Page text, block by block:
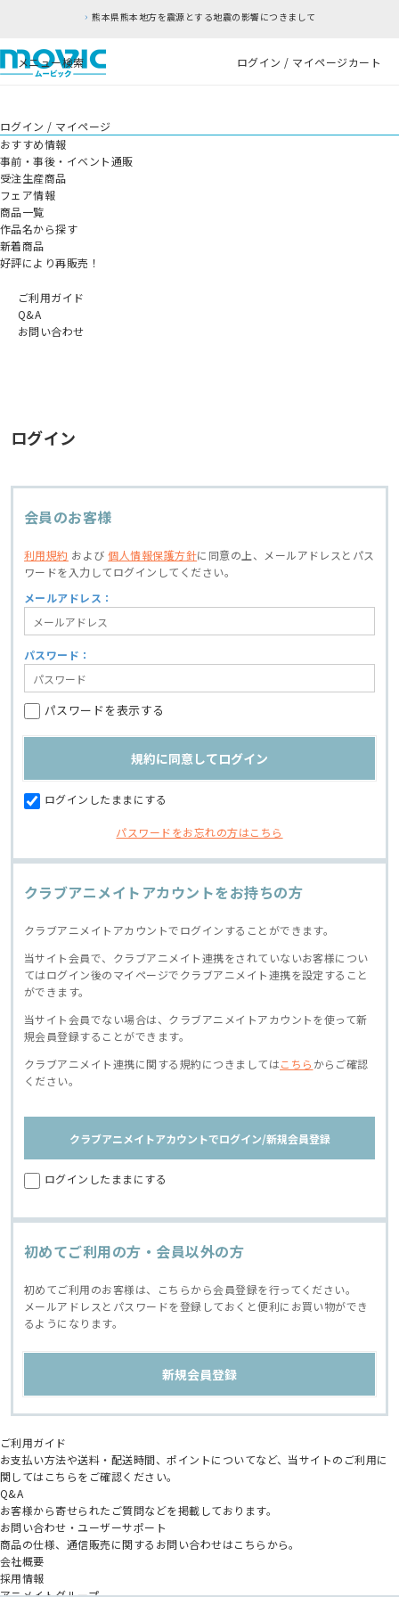
熊本県熊本地方を震源とする地震の影響につきまして
メニュー検索 ログイン / マイページカート
ログイン / マイページ
おすすめ情報
事前・事後・イベント通販
受注生産商品
フェア情報
商品一覧
作品名から探す
新着商品
好評により再販売！
ご利用ガイド
Q&A
お問い合わせ
ログイン
会員のお客様
利用規約 および個人情報保護方針に同意の上、
メールアドレスとパス
ワードを入力してログインしてください。
メールアドレス：
パスワード：
パスワードを表示する
ログインしたままにする
パスワードをお忘れの方はこちら
クラブアニメイトアカウントをお持ちの方
クラブアニメイトアカウントでログインすることができます。
当サイト会員で、クラブアニメイト連携をされていないお客様につい
てはログイン後のマイページでクラブアニメイト連携を設定すること
ができます。
当サイト会員でない場合は、クラブアニメイトアカウントを使って新
規会員登録することができます。
クラブアニメイト連携に関する規約につきましてはこちら からご確認
ください。
クラブアニメイトアカウントでログイン/新規会員登録
ログインしたままにする
初めてご利用の方・会員以外の方
初めてご利用のお客様は、こちらから会員登録を行ってください。
メールアドレスとパスワードを登録しておくと便利にお買い物ができ
るようになります。
ご利用ガイド
お支払い方法や送料・配送時間、ポイントについてなど、当サイトのご利用に
関してはこちらをご確認ください。
Q&A
お客様から寄せられたご質問などを掲載しております。
お問い合わせ・ユーザーサポート
商品の仕様、通信販売に関するお問い合わせはこちらから。
会社概要
採用情報